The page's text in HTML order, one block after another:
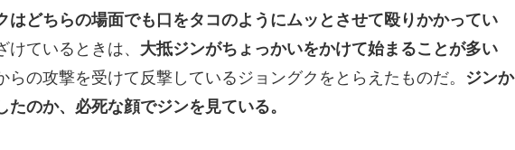
はどちらの場面でも口をタコのようにムッとさせて殴りかかってい
ているときは、 大抵ジンがちょっかいをかけて始まることが多い
の攻撃を受けて反撃しているジョングクをとらえたものだ。
ジンか
のか、必死な顔でジンを見ている。